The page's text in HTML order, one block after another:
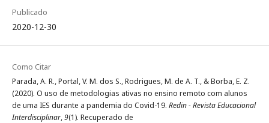
Publicado
2020-12-30
Como Citar
Parada, A. R., Portal, V. M. dos S., Rodrigues, M. de A. T., & Borba, E. Z.
(2020). O uso de metodologias ativas no ensino remoto com alunos
de uma IES durante a pandemia do Covid-19. Redin - Revista Educacional
Interdisciplinar,9(1). Recuperado de